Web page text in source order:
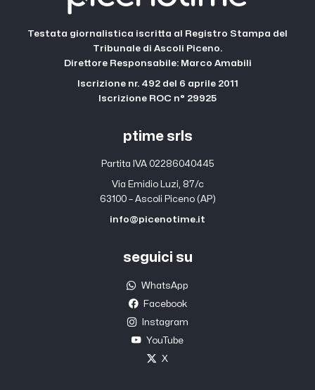
Testata giornalistica iscritta al Registro Stampa del
Tribunale di Ascoli Piceno.
Direttore Responsabile: Marco Amabili
Iscrizione nr. 492 del 6 aprile 2011
Iscrizione ROC n° 29925
ptime srls
Partita IVA 02286040445
Via Emidio Luzi, 87/c
63100 – Ascoli Piceno (AP)
info@picenotime.it
seguici su
WhatsApp
Facebook
Instagram
YouTube
X